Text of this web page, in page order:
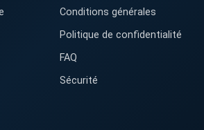
Conditions générales
Politique de confidentialité
FAQ
Sécurité